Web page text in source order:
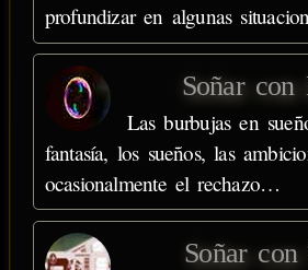
profundizar en algunas
Soñar con
Las burbujas en
fantasía, los sueños, las
ocasionalmente el rechazo…
Soñar con